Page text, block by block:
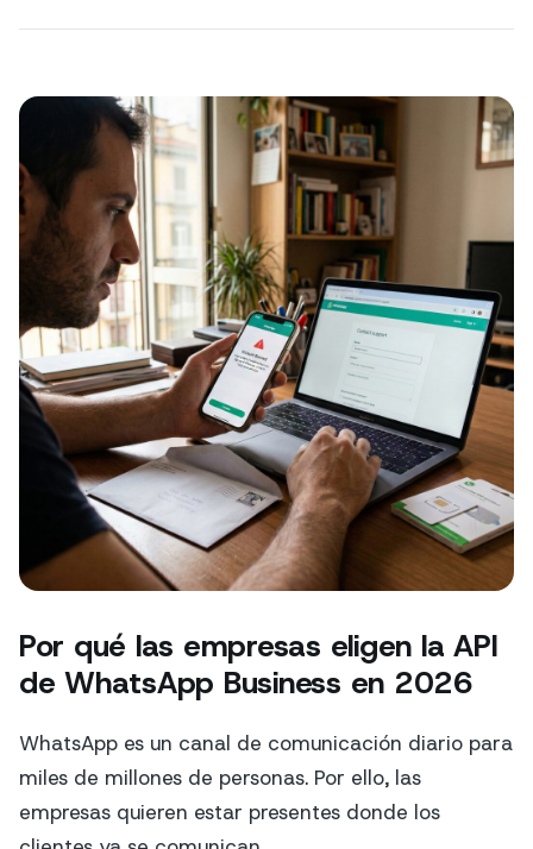
Por qué las empresas eligen la API
de WhatsApp Business en 2026
WhatsApp es un canal de comunicación diario para
miles de millones de personas. Por ello, las
empresas quieren estar presentes donde los